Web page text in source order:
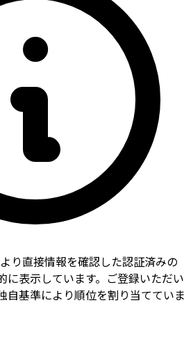
り直接情報を確認した認証済みの
に表示しています。ご登録いただい
自基準により順位を割り当てていま